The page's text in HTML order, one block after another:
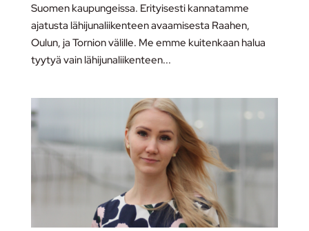
Suomen kaupungeissa. Erityisesti kannatamme
ajatusta lähijunaliikenteen avaamisesta Raahen,
Oulun, ja Tornion välille. Me emme kuitenkaan halua
tyytyä vain lähijunaliikenteen...